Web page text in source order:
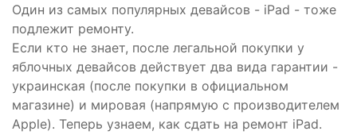
Один из самых популярных девайсов - iPad - тоже
подлежит ремонту.
Если кто не знает, после легальной покупки у
яблочных девайсов действует два вида гарантии -
украинская (после покупки в официальном
магазине) и мировая (напрямую с производителем
Apple). Теперь узнаем, как сдать на ремонт iPad.